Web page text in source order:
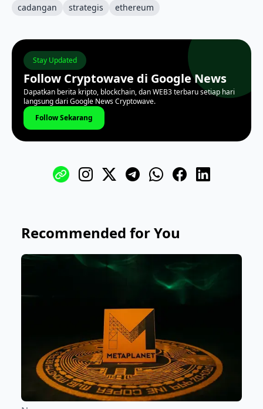
cadangan strategis ethereum
Stay Updated
Follow Cryptowave di Google News
Dapatkan berita kripto, blockchain, dan WEB3 terbaru setiap hari
langsung dari Google News Cryptowave.
Follow Sekarang
Recommended for You